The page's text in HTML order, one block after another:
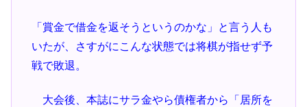
「賞金で借金を返そうというのかな」と言う人も
いたが、さすがにこんな状態では将棋が指せず予
戦で敗退。
大会後、本誌にサラ金やら債権者から「居所を